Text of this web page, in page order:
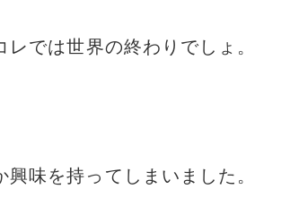
では世界の終わりでしょ。
味を持ってしまいました。